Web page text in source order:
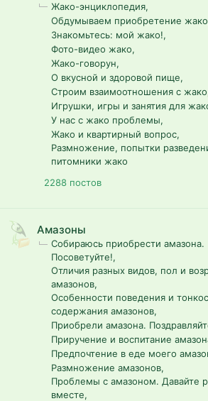
Жако-энциклопедия
Обдумываем приобретение жако
Знакомьтесь: мой жако!
Фото-видео жако
Жако-говорун
О вкусной и здоровой пище
Строим взаимоотношения с жако
Игрушки, игры и занятия для
У нас с жако проблемы
Жако и квартирный вопрос
Размножение, попытки
питомники жако
2288 постов
Амазоны
Собираюсь приобрести амазона.
Посоветуйте!
Отличия разных видов, пол и
амазонов
Особенности поведения и
содержания амазонов
Приобрели амазона.
Приручение и воспитание
Предпочтение в еде моего
Размножение амазонов
Проблемы с амазоном. Давайте
вместе